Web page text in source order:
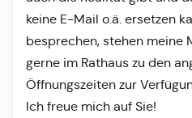
keine E-Mail o.ä. ersetzen
besprechen, stehen meine
gerne im Rathaus zu den
Öffnungszeiten zur
Ich freue mich auf Sie!